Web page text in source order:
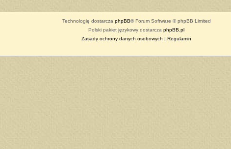
Technologię dostarcza phpBB® Forum Software © phpBB Limited
Polski pakiet językowy dostarcza phpBB.pl
Zasady ochrony danych osobowych | Regulamin